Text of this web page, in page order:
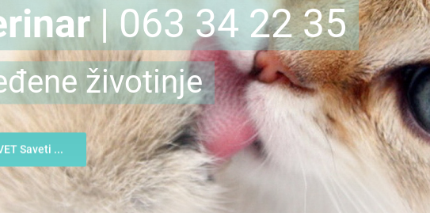
| 063 34 22 35
životinje
Saveti ...